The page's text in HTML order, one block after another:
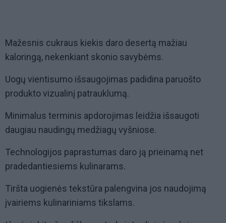
Mažesnis cukraus kiekis daro desertą mažiau
kaloringą, nekenkiant skonio savybėms.
Uogų vientisumo išsaugojimas padidina paruošto
produkto vizualinį patrauklumą.
Minimalus terminis apdorojimas leidžia išsaugoti
daugiau naudingų medžiagų vyšniose.
Technologijos paprastumas daro ją prieinamą net
pradedantiesiems kulinarams.
Tiršta uogienės tekstūra palengvina jos naudojimą
įvairiems kulinariniams tikslams.